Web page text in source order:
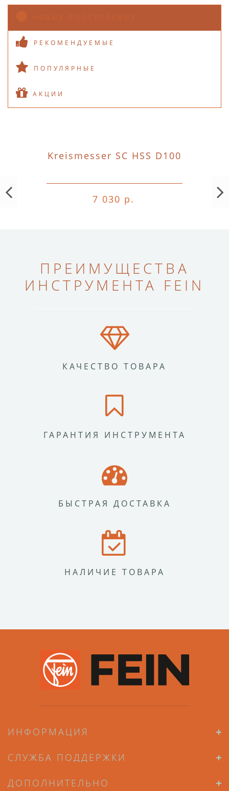
РЕКОМЕНДУЕМЫЕ
ПОПУЛЯРНЫЕ
АКЦИИ
Kreismesser SC HSS D100
7 030 р.
ПРЕИМУЩЕСТВА
ИНСТРУМЕНТА FEIN
КАЧЕСТВО ТОВАРА
ГАРАНТИЯ ИНСТРУМЕНТА
БЫСТРАЯ ДОСТАВКА
НАЛИЧИЕ ТОВАРА
ИНФОРМАЦИЯ
СЛУЖБА ПОДДЕРЖКИ
ДОПОЛНИТЕЛЬНО